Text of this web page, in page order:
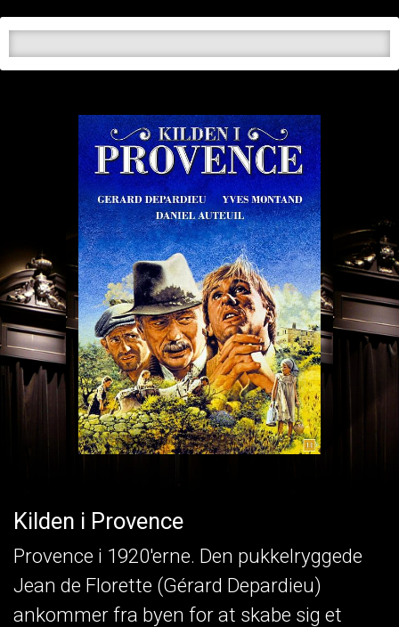
Kilden i Provence
Provence i 1920'erne. Den pukkelryggede
Jean de Florette (Gérard Depardieu)
ankommer fra byen for at skabe sig et